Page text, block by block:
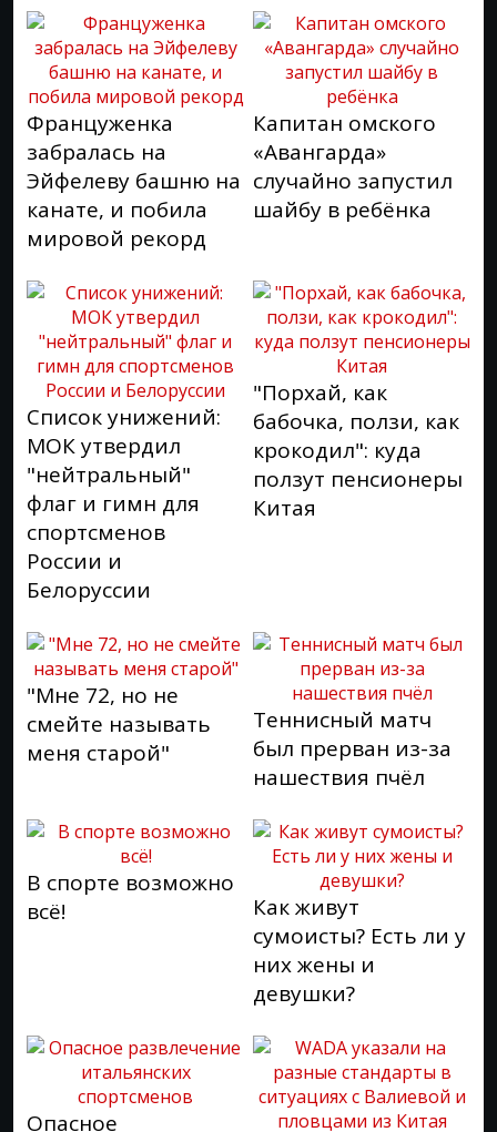
Француженка
забралась на
Эйфелеву башню на
канате, и побила
мировой рекорд
Капитан омского
«Авангарда»
случайно запустил
шайбу в ребёнка
Список унижений:
МОК утвердил
"нейтральный"
флаг и гимн для
спортсменов
России и
Белоруссии
"Порхай, как
бабочка, ползи, как
крокодил": куда
ползут пенсионеры
Китая
"Мне 72, но не
смейте называть
меня старой"
Теннисный матч
был прерван из-за
нашествия пчёл
В спорте возможно
всё!
Как живут
сумоисты? Есть ли у
них жены и
девушки?
Опасное